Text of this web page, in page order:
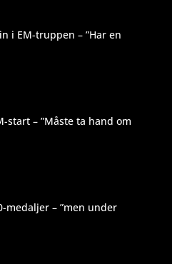
i EM-truppen – ”Har en
start – ”Måste ta hand om
medaljer – ”men under